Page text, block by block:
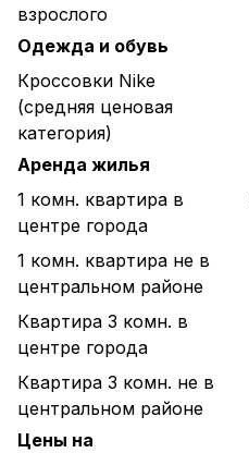
взрослого
Одежда и обувь
Кроссовки Nike
(средняя ценовая
категория)
Аренда жилья
1 комн. квартира в
центре города
1 комн. квартира не в
центральном районе
Квартира 3 комн. в
центре города
Квартира 3 комн. не в
центральном районе
Цены на